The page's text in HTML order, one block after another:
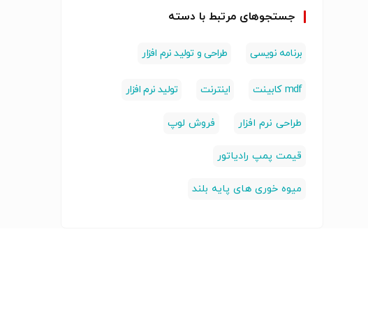
جستجوهای مرتبط با دسته
برنامه نویسی طراحی و تولید نرم افزار
mdf کابینت اینترنت تولید نرم افزار
طراحی نرم افزار فروش لوپ
قیمت پمپ رادیاتور
میوه خوری های پایه بلند